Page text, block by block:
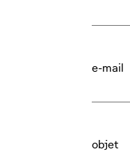
e-mail
objet